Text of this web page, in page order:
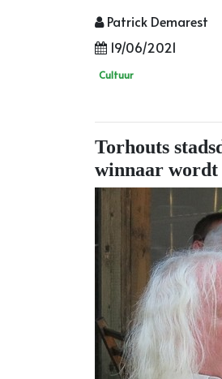
Patrick Demarest
19/06/2021
Cultuur
Torhouts
winnaar wordt